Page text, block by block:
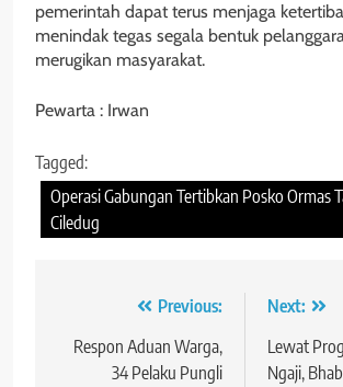
pemerintah dapat terus menjaga
menindak tegas segala bentuk
merugikan masyarakat.
Pewarta : Irwan
Tagged:
Operasi Gabungan Tertibkan Posko Ormas
Ciledug
Navigasi
pos
Previous:
Respon Aduan Warga,
34 Pelaku Pungli
Next:
Lewat
Ngaji,